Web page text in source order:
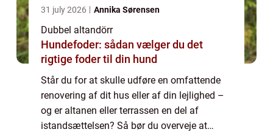
31 july 2026 Annika Sørensen
Dubbel altandörr
Hundefoder: sådan vælger du det
rigtige foder til din hund
Står du for at skulle udføre en omfattende
renovering af dit hus eller af din lejlighed –
og er altanen eller terrassen en del af
istandsættelsen? Så bør du overveje at